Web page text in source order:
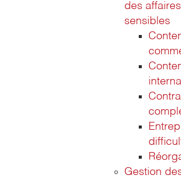
des affaires
sensibles
Gestion